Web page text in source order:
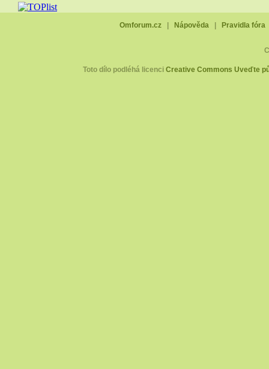
Omforum.cz Nápověda Pravidla fóra
Toto dílo podléhá licenciCreative Commons Uveďte